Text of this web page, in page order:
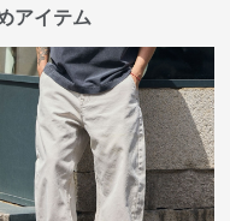
アイテム